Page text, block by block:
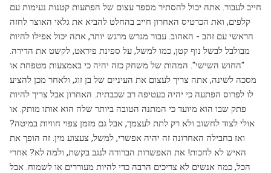
חייב לעבור. אתה יכול להסתיר מספר עצום של הפתעות קטנות נעימות עם
קלפים, ואת הכרטיס האחרון חייב בהחלט להביא את גלאי האוצר לחזה
הראשי עם זהב - האהוב. עבור מגרש מרגש יותר, אתה יכול אפילו להיות
מבולבל לבשל נוף קטן, כמו למשל, על ספינת פיראט, לקשט את הדירה.
"החוש השישי". המהות של משחק כזה יהיה כי באמצעות מטפחת או
מסכה לשינה, אתה צריך לעצום את העיניים של בן זוג, ולאחר מכן להציע
לו לפרוס הפתעה כי יהיה בעטיפה רב שכבתית. האחרון אבל צריך להיות
פתק שבו הוא מיועד כי המתנה הטובה ביותר שלה הוא אותו מותק. או
אולי לצוד לחשוב ולא רק לתת לעצמך, אבל גם מזמן צפוי חוויות במיטה?
ואז בחבילה האחרונה זה יהיה אפשרי, למשל, צעצוע מין. זה הופך את
האיש לא לחכות! את האפשרות הברורה לנגב בקשת, ולמה לא? אחרי
הכל, כמה אנשים לא צריכים הרבה כדי להיות מעוררים או לשמוח. אבל